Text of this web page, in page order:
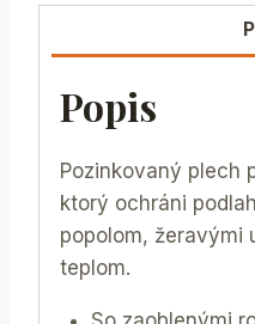
Popis
Pozinkovaný plech
ktorý ochráni
popolom, žeravými
teplom.